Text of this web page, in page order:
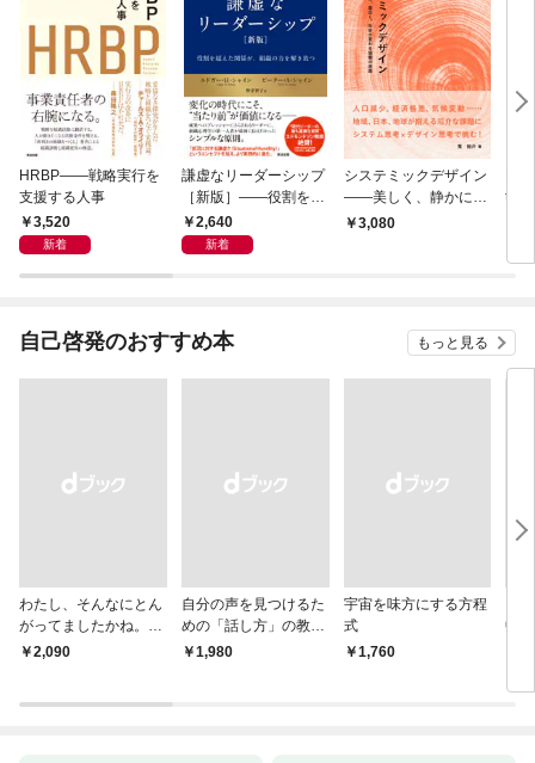
HRBP――戦略実行を
支援する人事
3,520
新着
謙虚なリーダーシップ
［新版］――役割を超
えた関係が、組織の力
を解き放つ
2,640
新着
システミックデザイン
――美しく、静かに、
面白く。社会が変わる
3,080
自己啓発のおすすめ本 もっと見る
わたし、そんなにとん
がってましたかね。
獅子座、Ａ型、丙午は
￥2,090
自分の声を見つけるた
めの「話し方」の教
室 Ｏｒａｃｙ（オラ
￥1,980
宇宙を味方にする方程
式
￥1,760
中